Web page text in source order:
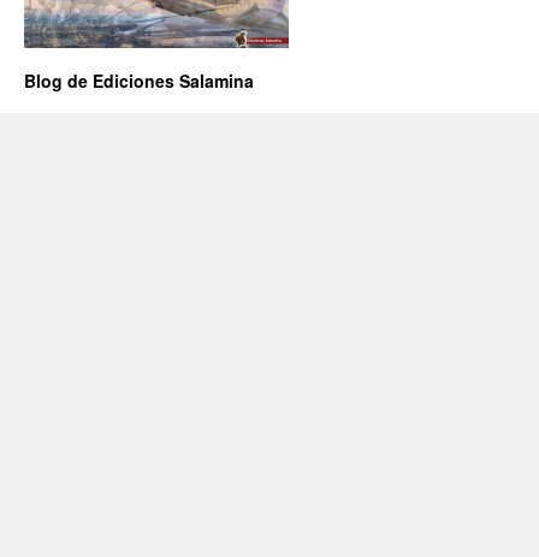
Blog de Ediciones Salamina